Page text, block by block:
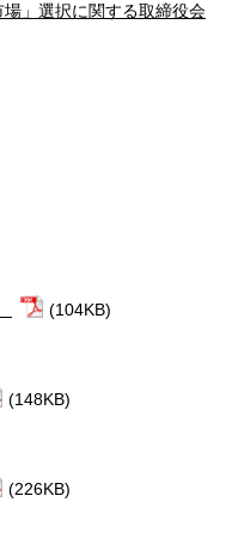
」選択に関する取締役会
(104KB)
(148KB)
(226KB)